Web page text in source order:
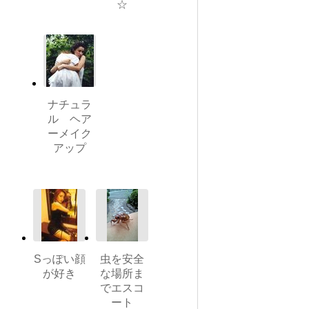
☆
ナチュラ
ル ヘア
ーメイク
アップ
Sっぽい顔
が好き
虫を安全
な場所ま
でエスコ
ート